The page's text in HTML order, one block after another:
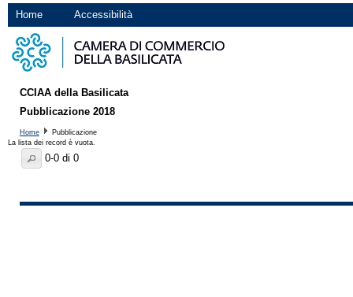
Home Accessibilità
CCIAA della Basilicata
Pubblicazione 2018
Home
Pubblicazione
La lista dei record è vuota.
0-0 di 0